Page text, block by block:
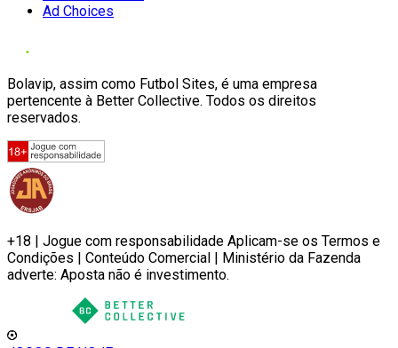
Ad Choices
Bolavip, assim como Futbol Sites, é uma empresa
pertencente à Better Collective. Todos os direitos
reservados.
+18 | Jogue com responsabilidade Aplicam-se os Termos e
Condições | Conteúdo Comercial | Ministério da Fazenda
adverte: Aposta não é investimento.